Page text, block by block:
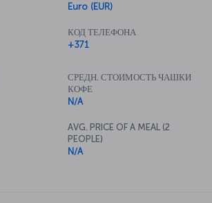
Euro (EUR)
КОД ТЕЛЕФОНА
+371
СРЕДН. СТОИМОСТЬ ЧАШКИ
КОФЕ
N/A
AVG. PRICE OF A MEAL (2
PEOPLE)
N/A